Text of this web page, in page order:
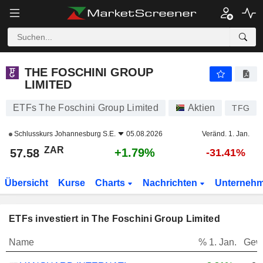
THE FOSCHINI GROUP
LIMITED
ETFs The Foschini Group Limited Aktien TFG
Schlusskurs Johannesburg S.E. 05.08.2026 Veränd. 1. Jan.
57.58 ZAR +1.79% -31.41%
Übersicht Kurse Charts Nachrichten
ETFs investiert in The Foschini Group Limited
Name % 1. Jan.